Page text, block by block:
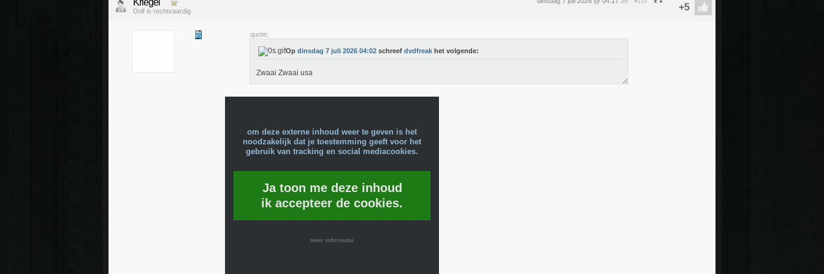
#133
Kriegel
Dolf is rechtvaardig
quote:
Op dinsdag 7 juli 2026 04:02 schreef dvdfreak het volgende:
Zwaai Zwaai usa
om deze externe inhoud weer te geven is het
noodzakelijk dat je toestemming geeft voor het
gebruik van tracking en social mediacookies.
Ja toon me deze inhoud
ik accepteer de cookies.
meer informatie